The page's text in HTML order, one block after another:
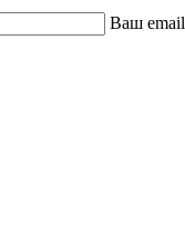
Ваш email